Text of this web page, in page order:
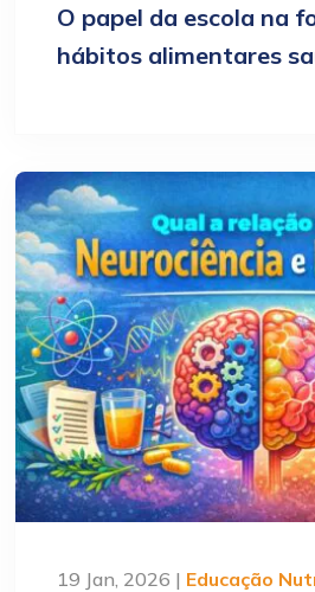
O papel da escola na
hábitos alimentares
19 Jan, 2026 | Educação